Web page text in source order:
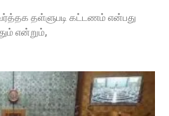
வர்த்தக தள்ளுபடி கட்டணம் என்பது
என்றும்,